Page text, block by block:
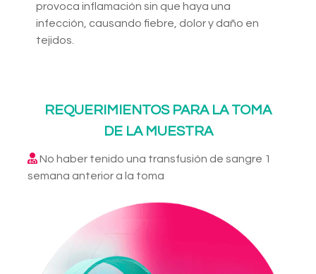
provoca inflamación sin que haya una
infección, causando fiebre, dolor y daño en
tejidos.
REQUERIMIENTOS PARA LA TOMA
DE LA MUESTRA
No haber tenido una transfusión de sangre 1
semana anterior a la toma